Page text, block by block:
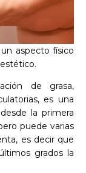
aspecto físico
de grasa,
es una
la primera
puede varias
es decir que
grados la